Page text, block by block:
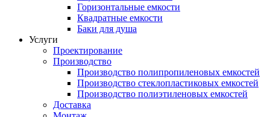
Горизонтальные емкости
Квадратные емкости
Баки для душа
Услуги
Проектирование
Производство
Производство полипропиленовых емкостей
Производство стеклопластиковых емкостей
Производство полиэтиленовых емкостей
Доставка